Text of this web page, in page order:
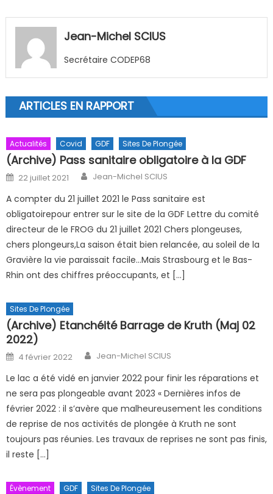
Jean-Michel SCIUS
Secrétaire CODEP68
ARTICLES EN RAPPORT
Actualités Covid GDF Sites De Plongée
(Archive) Pass sanitaire obligatoire à la GDF
Posted on
22 juillet 2021 Author
Jean-Michel SCIUS
A compter du 21 juillet 2021 le Pass sanitaire est
obligatoirepour entrer sur le site de la GDF Lettre du comité
directeur de le FROG du 21 juillet 2021 Chers plongeuses,
chers plongeurs,La saison était bien relancée, au soleil de la
Gravière la vie paraissait facile…Mais Strasbourg et le Bas-
Rhin ont des chiffres préoccupants, et […]
Sites De Plongée
(Archive) Etanchéité Barrage de Kruth (Maj 02
2022)
Posted on
4 février 2022 Author
Jean-Michel SCIUS
Le lac a été vidé en janvier 2022 pour finir les réparations et
ne sera pas plongeable avant 2023 « Dernières infos de
février 2022 : il s’avère que malheureusement les conditions
de reprise de nos activités de plongée à Kruth ne sont
toujours pas réunies. Les travaux de reprises ne sont pas finis,
il reste […]
Évènement GDF Sites De Plongée